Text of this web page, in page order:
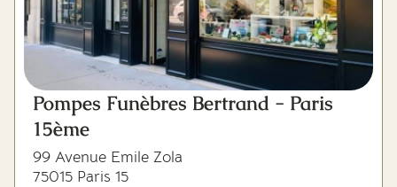
Pompes Funèbres Bertrand - Paris
15ème
99 Avenue Emile Zola
75015 Paris 15